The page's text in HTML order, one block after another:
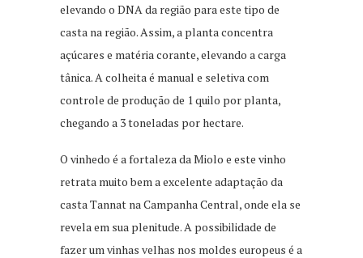
elevando o DNA da região para este tipo de
casta na região. Assim, a planta concentra
açúcares e matéria corante, elevando a carga
tânica. A colheita é manual e seletiva com
controle de produção de 1 quilo por planta,
chegando a 3 toneladas por hectare.
O vinhedo é a fortaleza da Miolo e este vinho
retrata muito bem a excelente adaptação da
casta Tannat na Campanha Central, onde ela se
revela em sua plenitude. A possibilidade de
fazer um vinhas velhas nos moldes europeus é a